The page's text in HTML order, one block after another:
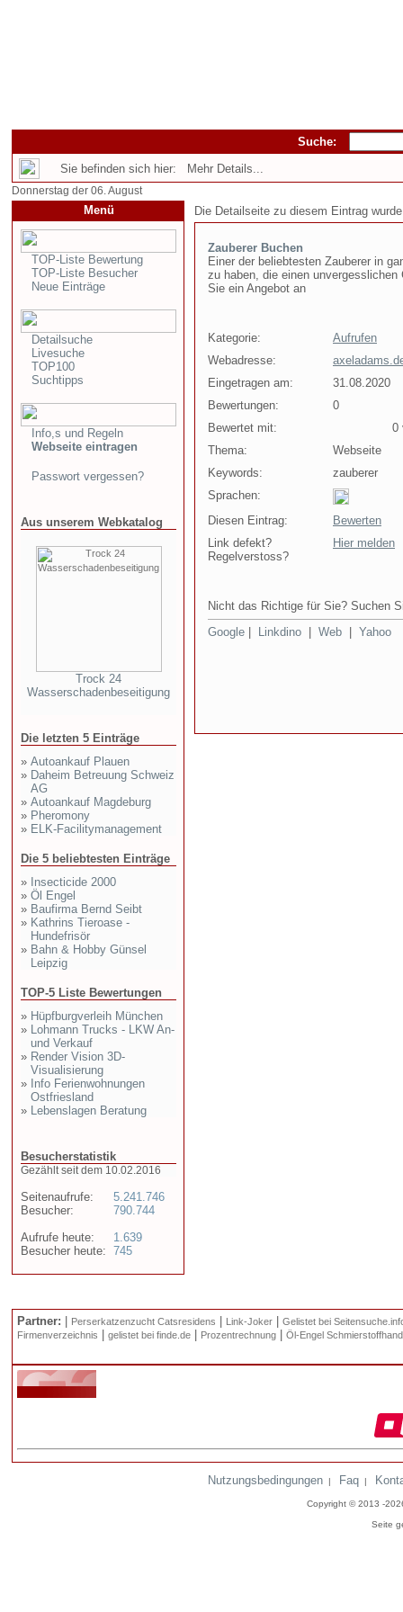
Suche:
Sie befinden sich hier: Mehr Details...
Donnerstag der 06. August
Menü
TOP-Liste Bewertung
TOP-Liste Besucher
Neue Einträge
Detailsuche
Livesuche
TOP100
Suchtipps
Info,s und Regeln
Webseite eintragen
Passwort vergessen?
Aus unserem Webkatalog
Trock 24
Wasserschadenbeseitigung
Die letzten 5 Einträge
» Autoankauf Plauen
» Daheim Betreuung Schweiz
AG
» Autoankauf Magdeburg
» Pheromony
» ELK-Facilitymanagement
Die 5 beliebtesten Einträge
» Insecticide 2000
» Öl Engel
» Baufirma Bernd Seibt
» Kathrins Tieroase -
Hundefrisör
» Bahn & Hobby Günsel
Leipzig
TOP-5 Liste Bewertungen
» Hüpfburgverleih München
» Lohmann Trucks - LKW An-
und Verkauf
» Render Vision 3D-
Visualisierung
» Info Ferienwohnungen
Ostfriesland
» Lebenslagen Beratung
Besucherstatistik
Gezählt seit dem 10.02.2016
Seitenaufrufe:
Besucher:
Aufrufe heute:
Besucher heute:
5.241.746
790.744
1.639
745
Die Detailseite zu diesem Eintrag
Zauberer Buchen
Einer der beliebtesten Zauberer in
zu haben, die einen
Sie ein Angebot an
Kategorie:
Aufrufen
Webadresse:
Eingetragen am:
31.08.2020
Bewertungen:
0
Bewertet mit:
0
Thema:
Webseite
Keywords:
zauberer
Sprachen:
Diesen Eintrag:
Bewerten
Link defekt?
Regelverstoss?
Hier melden
Nicht das Richtige für Sie? Suchen
Google
Linkdino Web Yahoo
Partner: Perserkatzenzucht Catsresidens Link-Joker
Gelistet bei
Firmenverzeichnis
gelistet bei finde.de Prozentrechnung Öl-Engel
Nutzungsbedingungen | Faq |
Copyright © 2013 -
Seite